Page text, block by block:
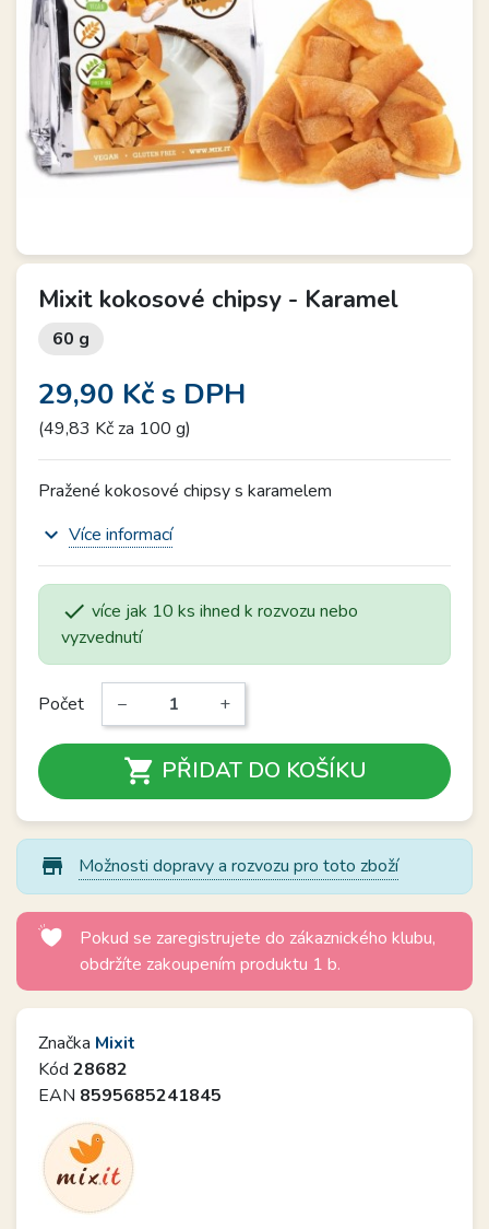
Mixit kokosové chipsy - Karamel
60 g
29,90 Kčs DPH
(49,83 Kč za 100 g)
Pražené kokosové chipsy s karamelem
expand_more Více informací
 více jak 10 ks ihned k rozvozu nebo
vyzvednutí
Počet − +
 PŘIDAT DO KOŠÍKU
store_mall_directory Možnosti dopravy a rozvozu pro toto zboží
Pokud se zaregistrujete do zákaznického klubu,
obdržíte zakoupením produktu 1 b.
Značka Mixit
Kód 28682
EAN 8595685241845